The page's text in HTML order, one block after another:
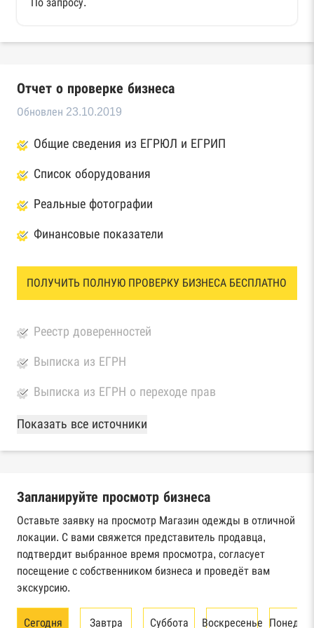
Отчет о проверке бизнеса
Обновлен 23.10.2019
Общие сведения из ЕГРЮЛ и ЕГРИП
Список оборудования
Реальные фотографии
Финансовые показатели
ПОЛУЧИТЬ ПОЛНУЮ ПРОВЕРКУ БИЗНЕСА БЕСПЛАТНО
Реестр доверенностей
Выписка из ЕГРН
Выписка из ЕГРН о переходе прав
База Росстата
Реестры ЕГРЮЛ и ЕГРИП Федеральной
Реестр государственных контрактов
Федерального казначейства
Картотека арбитражных дел Высшего
арбитражного суда
Единый федеральный реестр сведений о
банкротстве юридических лиц
Показать все источники
Запланируйте просмотр бизнеса
Оставьте заявку на просмотр Магазин одежды в отличной
локации. С вами свяжется представитель продавца,
подтвердит выбранное время просмотра, согласует
посещение с собственником бизнеса и проведёт вам
экскурсию.
Сегодня
Завтра
Суббота
Воскресенье